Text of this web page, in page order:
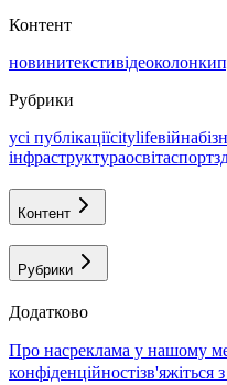
Контент
новинитекстивідеоколонки
Рубрики
усі публікаціїcitylifeвійна
інфраструктураосвітаспорт
Контент
Рубрики
Додатково
про насреклама у нашому
конфіденційностізв'яжіться